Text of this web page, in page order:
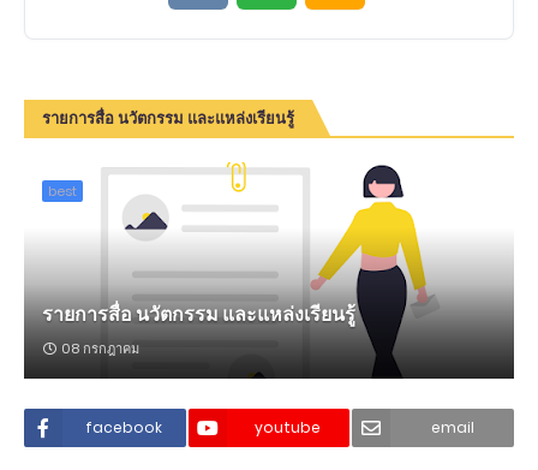
รายการสื่อ นวัตกรรม และแหล่งเรียนรู้
best
รายการสื่อ นวัตกรรม และแหล่งเรียนรู้
08 กรกฎาคม
facebook youtube email